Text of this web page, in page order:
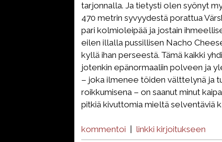
tarjonnalla. Ja tietysti olen syönyt
470 metrin syvyydestä porattua
pari kolmioleipää ja jostain
eilen illalla pussillisen Nacho
kyllä ihan perseestä. Tämä kaikki
jotenkin epänormaaliin polveen ja
– joka ilmenee töiden välttelynä ja
roikkumisena – on saanut minut
pitkiä kivuttomia mieltä selventäviä
kommentoi linkki kirjoitukseen